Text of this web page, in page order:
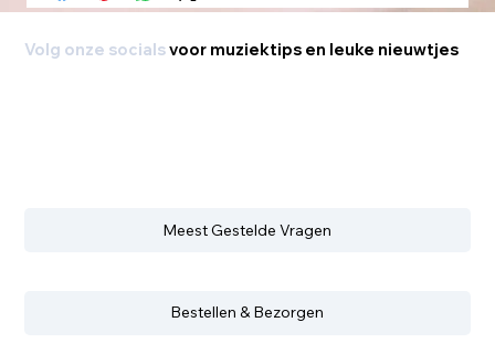
Volg onze socialsvoor muziektips en leuke nieuwtjes
Meest Gestelde Vragen
Bestellen & Bezorgen